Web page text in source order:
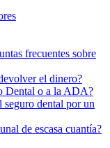
frecuentes sobre
el dinero?
Dental o a la ADA?
seguro dental por un
de escasa cuantía?